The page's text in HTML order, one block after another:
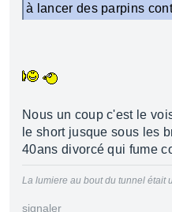
à lancer des parpins
Nous un coup c'est le
le short jusque sous les
40ans divorcé qui fume
La lumiere au bout du tunnel était
signaler